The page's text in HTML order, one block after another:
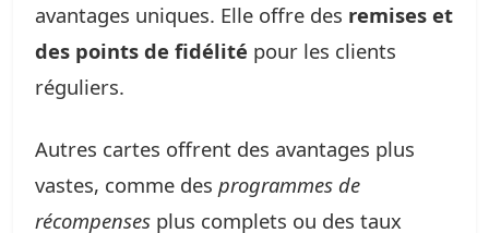
avantages uniques. Elle offre des remises et
des points de fidélité pour les clients
réguliers.
Autres cartes offrent des avantages plus
vastes, comme des programmes de
récompenses plus complets ou des taux